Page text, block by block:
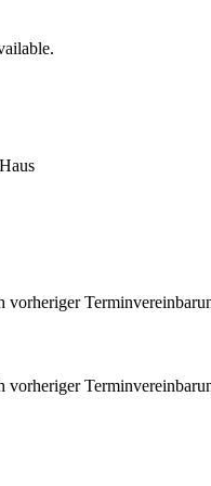
vorheriger
vorheriger